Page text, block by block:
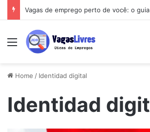
Menu
Home / Identidad digital
Identidad